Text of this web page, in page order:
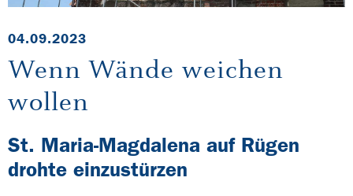
04.09.2023
Wenn Wände weichen
wollen
St. Maria-Magdalena auf Rügen
drohte einzustürzen